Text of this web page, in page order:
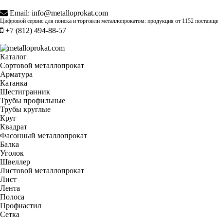
Email: info@metalloprokat.com
Цифровой сервис для поиска и торговли металлопрокатом: продукция от 1152
+7 (812) 494-88-57
Каталог
Сортовой металлопрокат
Арматура
Катанка
Шестигранник
Трубы профильные
Трубы круглые
Круг
Квадрат
Фасонный металлопрокат
Балка
Уголок
Швеллер
Листовой металлопрокат
Лист
Лента
Полоса
Профнастил
Сетка